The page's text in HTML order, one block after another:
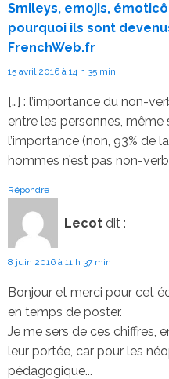
Smileys, emojis,
pourquoi ils sont
FrenchWeb.fr
15 avril 2016 à 14 h 35 min
[…] : l’importance du non-
entre les personnes,
l’importance (non, 93% de
hommes n’est pas non-
Répondre
Lecot dit :
8 juin 2016 à 11 h 37 min
Bonjour et merci pour cet
en temps de poster.
Je me sers de ces chiffres,
leur portée, car pour les
pédagogique...